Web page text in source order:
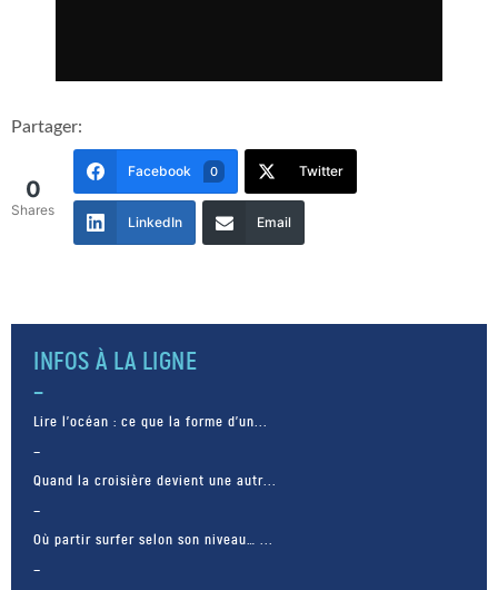
Partager:
0
Shares
Facebook 0 Twitter
LinkedIn Email
INFOS À LA LIGNE
Lire l’océan : ce que la forme d’un...
Quand la croisière devient une autr...
Où partir surfer selon son niveau… ...